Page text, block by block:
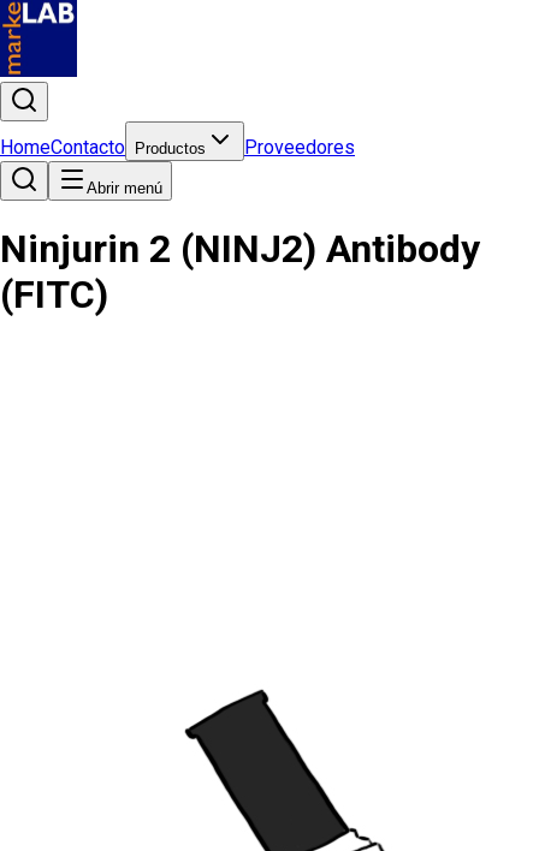
HomeContacto Productos Proveedores
Abrir menú
Ninjurin 2 (NINJ2) Antibody
(FITC)